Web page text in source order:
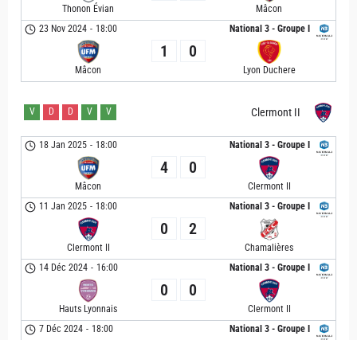
Thonon Évian
Mâcon
National 3 - Groupe I
23 Nov 2024 - 18:00
Mâcon
1 0
Lyon Duchere
Clermont II
V D D V V
National 3 - Groupe I
18 Jan 2025 - 18:00
Mâcon
4 0
Clermont II
National 3 - Groupe I
11 Jan 2025 - 18:00
Clermont II
0 2
Chamalières
National 3 - Groupe I
14 Déc 2024 - 16:00
Hauts Lyonnais
0 0
Clermont II
National 3 - Groupe I
7 Déc 2024 - 18:00